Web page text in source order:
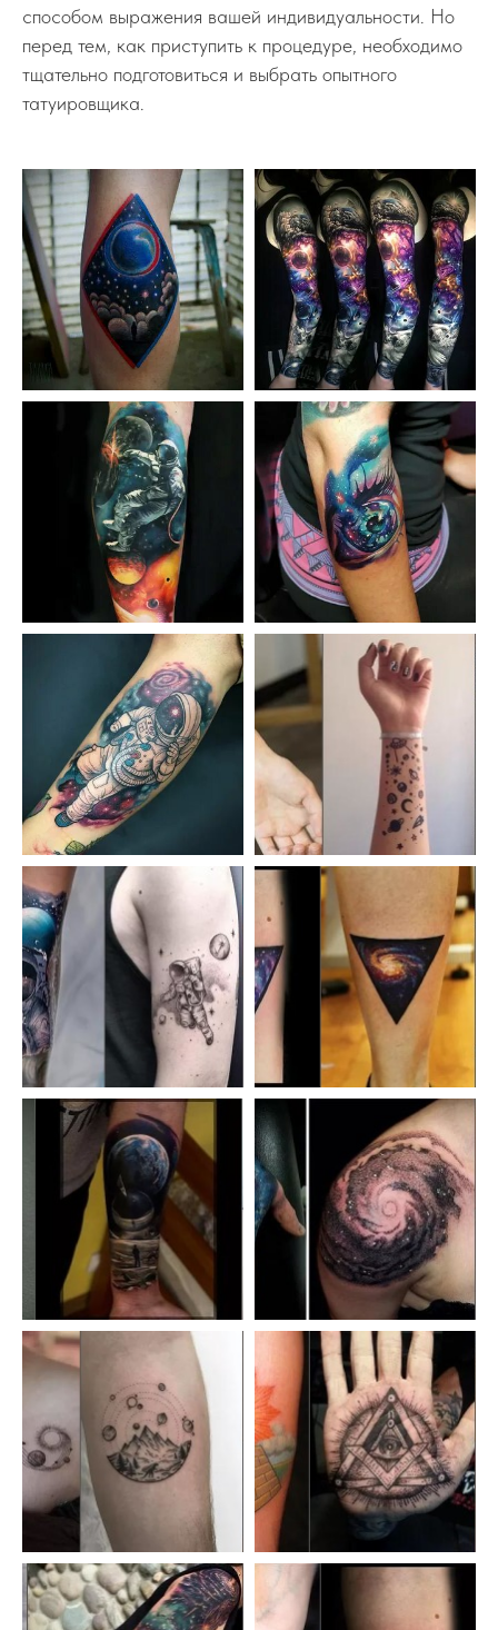
способом выражения вашей индивидуальности. Но
перед тем, как приступить к процедуре, необходимо
тщательно подготовиться и выбрать опытного
татуировщика.